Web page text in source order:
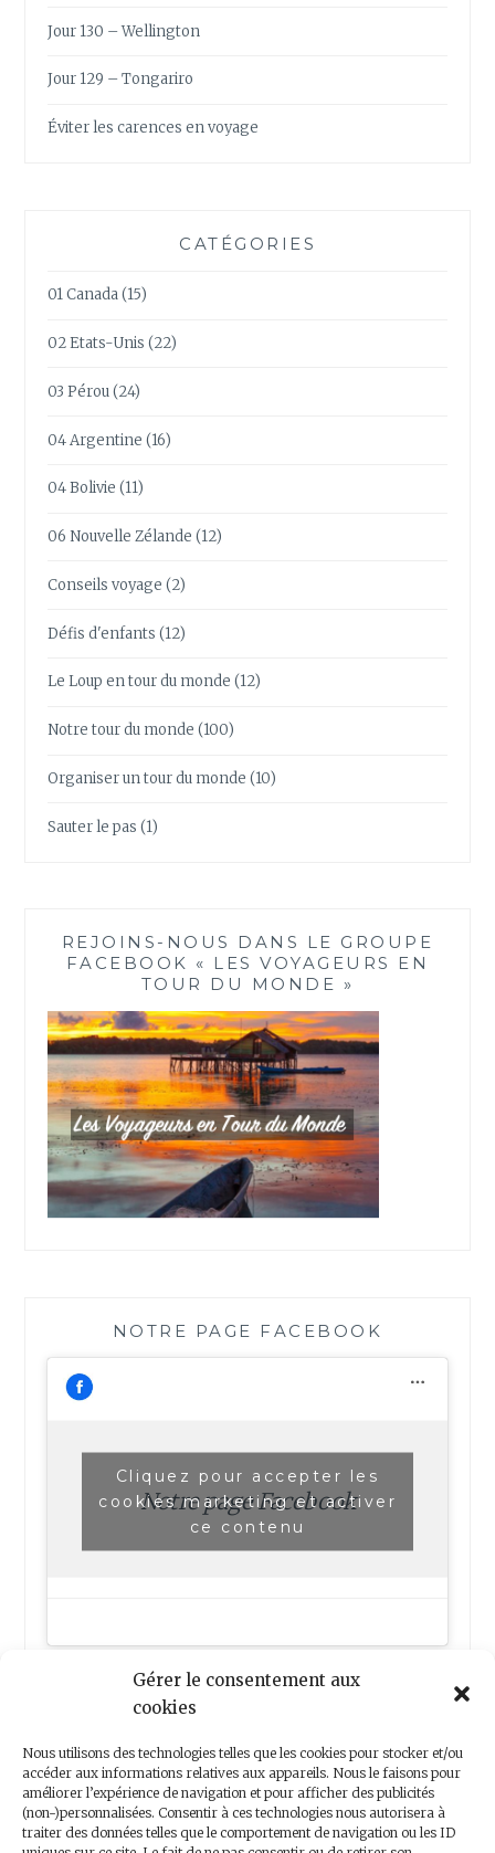
Gérer le consentement aux
cookies
Nous utilisons des technologies telles que les cookies pour stocker et/ou
accéder aux informations relatives aux appareils. Nous le faisons pour
améliorer l’expérience de navigation et pour afficher des publicités
(non-)personnalisées. Consentir à ces technologies nous autorisera à
traiter des données telles que le comportement de navigation ou les ID
Jour 130 – Wellington
Jour 129 – Tongariro
Éviter les carences en voyage
CATÉGORIES
01 Canada(15)
02 Etats-Unis (22)
03 Pérou(24)
04 Argentine (16)
04 Bolivie (11)
06 Nouvelle Zélande (12)
Conseils voyage (2)
Défis d'enfants (12)
Le Loup en tour du monde (12)
Notre tour du monde (100)
Organiser un tour du monde (10)
Sauter le pas (1)
REJOINS-NOUS DANS LE GROUPE
FACEBOOK « LES VOYAGEURS EN
TOUR DU MONDE »
NOTRE PAGE FACEBOOK
Notre page Facebook
Cliquez pour accepter les
cookies marketing et activer
ce contenu
Nous contacter